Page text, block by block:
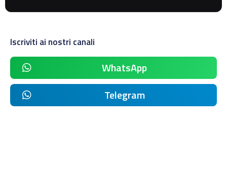
Iscriviti ai nostri canali
WhatsApp
Telegram